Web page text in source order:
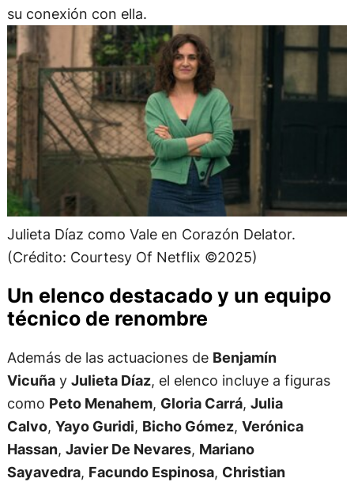
su conexión con ella.
Julieta Díaz como Vale en Corazón Delator.
(Crédito: Courtesy Of Netflix ©2025)
Un elenco destacado y un equipo
técnico de renombre
Además de las actuaciones de Benjamín
Vicuñay Julieta Díaz, el elenco incluye a figuras
como Peto Menahem, Gloria Carrá, Julia
Calvo, Yayo Guridi, Bicho Gómez, Verónica
Hassan, Javier De Nevares, Mariano
Sayavedra, Facundo Espinosa, Christian